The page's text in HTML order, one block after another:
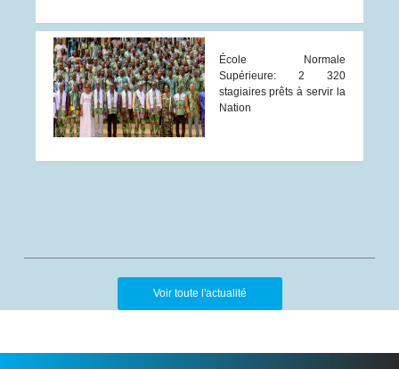
École Normale
Supérieure: 2 320
stagiaires prêts à servir la
Nation
Voir toute l'actualité